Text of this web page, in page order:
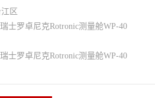
区
士罗卓尼克Rotronic测量舱WP-40
士罗卓尼克Rotronic测量舱WP-40